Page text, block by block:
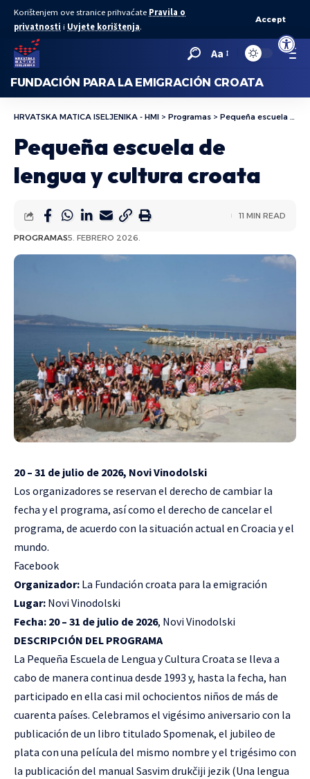
Abrir
Korištenjem ove stranice prihvaćate Pravila o
privatnosti i Uvjete korištenja.
Accept
Aa
FUNDACIÓN PARA LA EMIGRACIÓN CROATA
HRVATSKA MATICA ISELJENIKA - HMI > Programas > Pequeña escuela de lengua y cultura croata
Pequeña escuela de
lengua y cultura croata
PROGRAMAS5. FEBRERO 2026.
11 MIN READ
20 – 31 de julio de 2026, Novi Vinodolski
Los organizadores se reservan el derecho de cambiar la
fecha y el programa, así como el derecho de cancelar el
programa, de acuerdo con la situación actual en Croacia y el
mundo.
Facebook
Organizador: La Fundación croata para la emigración
Lugar: Novi Vinodolski
Fecha: 20 – 31 de julio de 2026, Novi Vinodolski
DESCRIPCIÓN DEL PROGRAMA
La Pequeña Escuela de Lengua y Cultura Croata se lleva a
cabo de manera continua desde 1993 y, hasta la fecha, han
participado en ella casi mil ochocientos niños de más de
cuarenta países. Celebramos el vigésimo aniversario con la
publicación de un libro titulado Spomenak, el jubileo de
plata con una película del mismo nombre y el trigésimo con
la publicación del manual Sasvim drukčiji jezik (Una lengua